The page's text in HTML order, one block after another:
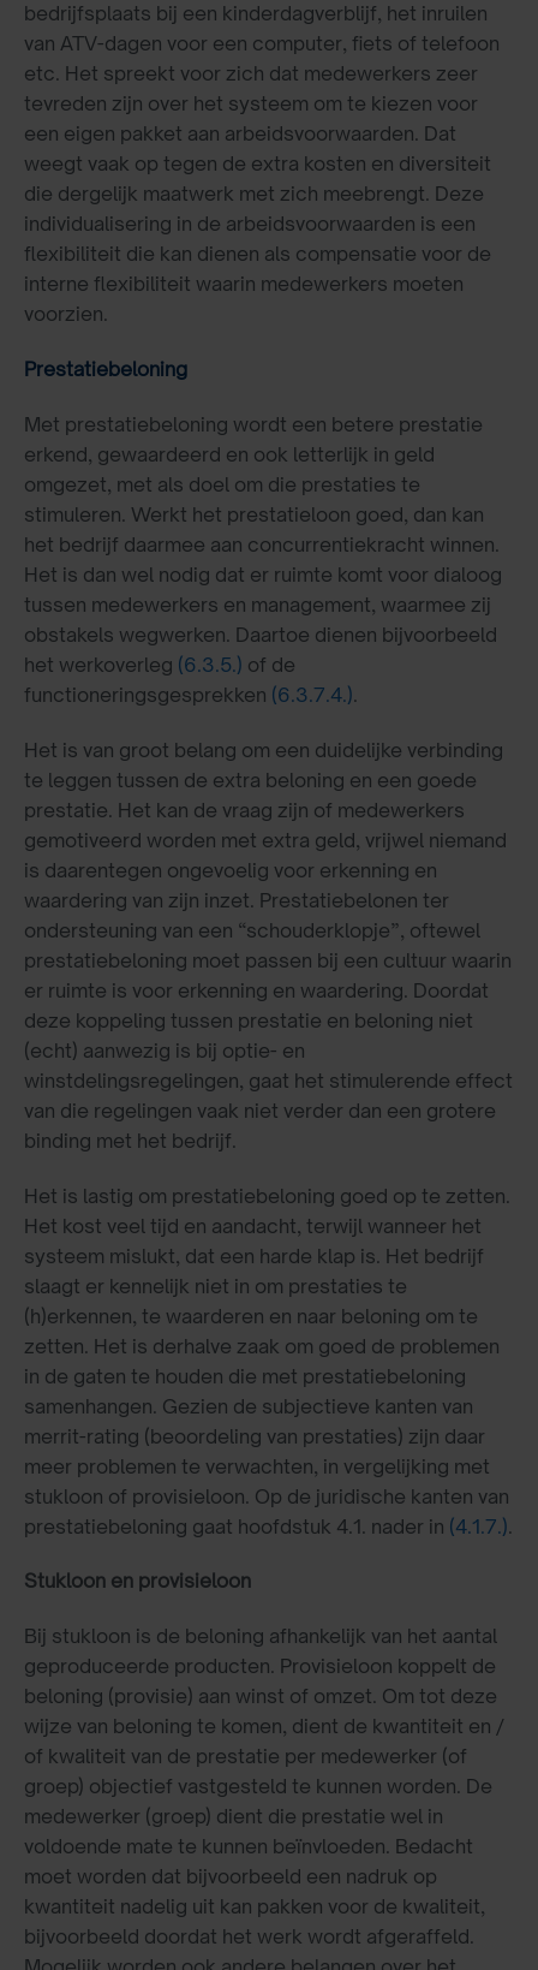
bedrijfsplaats bij een kinderdagverblijf, het inruilen
van ATV-dagen voor een computer, fiets of telefoon
etc. Het spreekt voor zich dat medewerkers zeer
tevreden zijn over het systeem om te kiezen voor
een eigen pakket aan arbeidsvoorwaarden. Dat
weegt vaak op tegen de extra kosten en diversiteit
die dergelijk maatwerk met zich meebrengt. Deze
individualisering in de arbeidsvoorwaarden is een
flexibiliteit die kan dienen als compensatie voor de
interne flexibiliteit waarin medewerkers moeten
voorzien.
Prestatiebeloning
Met prestatiebeloning wordt een betere prestatie
erkend, gewaardeerd en ook letterlijk in geld
omgezet, met als doel om die prestaties te
stimuleren. Werkt het prestatieloon goed, dan kan
het bedrijf daarmee aan concurrentiekracht winnen.
Het is dan wel nodig dat er ruimte komt voor dialoog
tussen medewerkers en management, waarmee zij
obstakels wegwerken. Daartoe dienen bijvoorbeeld
het werkoverleg (6.3.5.) of de
functioneringsgesprekken (6.3.7.4.).
Het is van groot belang om een duidelijke verbinding
te leggen tussen de extra beloning en een goede
prestatie. Het kan de vraag zijn of medewerkers
gemotiveerd worden met extra geld, vrijwel niemand
is daarentegen ongevoelig voor erkenning en
waardering van zijn inzet. Prestatiebelonen ter
ondersteuning van een “schouderklopje”, oftewel
prestatiebeloning moet passen bij een cultuur waarin
er ruimte is voor erkenning en waardering. Doordat
deze koppeling tussen prestatie en beloning niet
(echt) aanwezig is bij optie- en
winstdelingsregelingen, gaat het stimulerende effect
van die regelingen vaak niet verder dan een grotere
binding met het bedrijf.
Het is lastig om prestatiebeloning goed op te zetten.
Het kost veel tijd en aandacht, terwijl wanneer het
systeem mislukt, dat een harde klap is. Het bedrijf
slaagt er kennelijk niet in om prestaties te
(h)erkennen, te waarderen en naar beloning om te
zetten. Het is derhalve zaak om goed de problemen
in de gaten te houden die met prestatiebeloning
samenhangen. Gezien de subjectieve kanten van
merrit-rating (beoordeling van prestaties) zijn daar
meer problemen te verwachten, in vergelijking met
stukloon of provisieloon. Op de juridische kanten van
prestatiebeloning gaat hoofdstuk 4.1. nader in (4.1.7.).
Stukloon en provisieloon
Bij stukloon is de beloning afhankelijk van het aantal
geproduceerde producten. Provisieloon koppelt de
beloning (provisie) aan winst of omzet. Om tot deze
wijze van beloning te komen, dient de kwantiteit en /
of kwaliteit van de prestatie per medewerker (of
groep) objectief vastgesteld te kunnen worden. De
medewerker (groep) dient die prestatie wel in
voldoende mate te kunnen beïnvloeden. Bedacht
moet worden dat bijvoorbeeld een nadruk op
kwantiteit nadelig uit kan pakken voor de kwaliteit,
bijvoorbeeld doordat het werk wordt afgeraffeld.